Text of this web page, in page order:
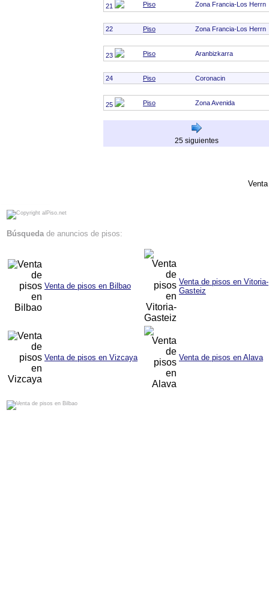
21 Piso Zona Francia-Los Herrn
22 Piso Zona Francia-Los Herrn
23 Piso Aranbizkarra
24 Piso Coronacin
25 Piso Zona Avenida
25 siguientes
Búsquedade anuncios de pisos:
Venta de pisos en Bilbao
Venta de pisos en Vitoria-
Gasteiz
Venta de pisos en Vizcaya Venta de pisos en Alava